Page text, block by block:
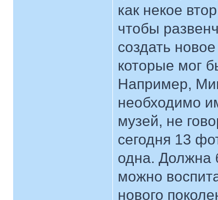
как некое
чтобы
создать
которые мог
Например,
необходимо
музей, не
сегодня 13
одна. Должна
можно
нового